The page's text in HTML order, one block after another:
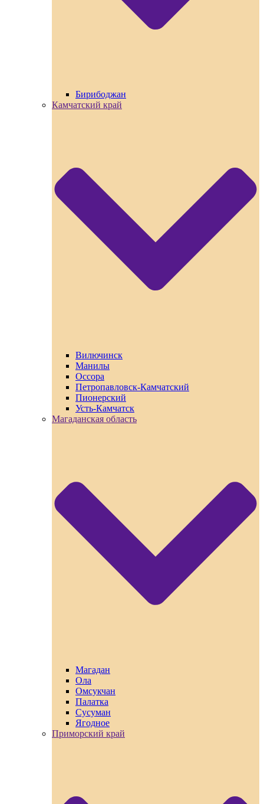
Бирибоджан
Камчатский край
Вилючинск
Манилы
Оссора
Петропавловск-Камчатский
Пионерский
Усть-Камчатск
Магаданская область
Магадан
Ола
Омсукчан
Палатка
Сусуман
Ягодное
Приморский край